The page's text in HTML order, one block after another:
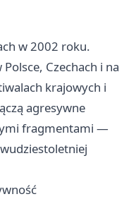
w 2002 roku.
Czechach i na
krajowych i
agresywne
fragmentami —